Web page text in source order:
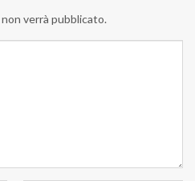
non verrà pubblicato.